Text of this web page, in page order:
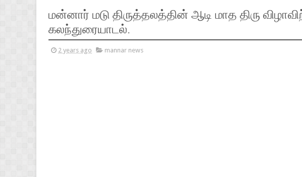
மன்னார் மடு திருத்தலத்தின் ஆடி மாத திரு
கலந்துரையாடல்.
2 years ago mannar news